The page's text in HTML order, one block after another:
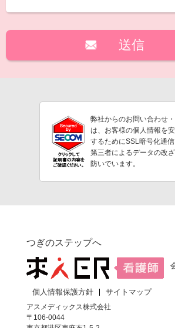
弊社からのお問い合わせ
は、お客様の個人情報を
するためにSSL暗号化通信
第三者によるデータの改
防いでいます。
つぎのステップへ
個人情報保護方針
サイトマップ
アスメディックス株式会社
〒106-0044